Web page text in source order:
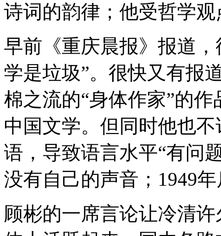
诗词的韵律；他受哲学
早前《重庆晨报》报道
学是垃圾”。很快又有报
棉之流的“身体作家”的
中国文学。但同时他也
语，导致语言水平“有问
没有自己的声音；1949
顾彬的一席言论让冷清